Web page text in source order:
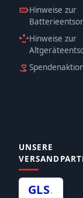
Hinweise zur
Hinweise zur
UNSERE
GLS.